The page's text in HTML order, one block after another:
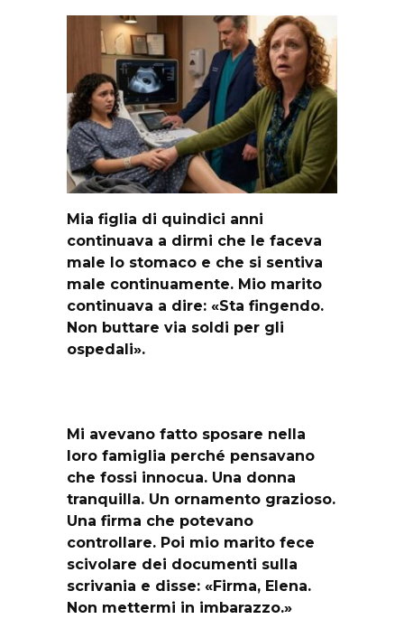
Mia figlia di quindici anni
continuava a dirmi che le faceva
male lo stomaco e che si sentiva
male continuamente. Mio marito
continuava a dire: «Sta fingendo.
Non buttare via soldi per gli
ospedali».
Mi avevano fatto sposare nella
loro famiglia perché pensavano
che fossi innocua. Una donna
tranquilla. Un ornamento grazioso.
Una firma che potevano
controllare. Poi mio marito fece
scivolare dei documenti sulla
scrivania e disse: «Firma, Elena.
Non mettermi in imbarazzo.»